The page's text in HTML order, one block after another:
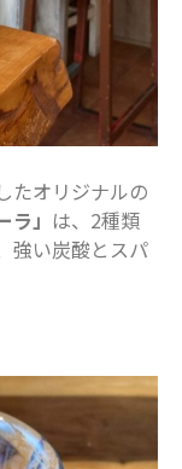
たオリジナルの
ラ」 は、2種類
強い炭酸とスパ